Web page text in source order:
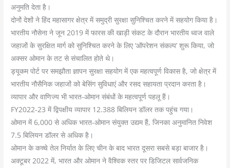
अनुमति देता है।
दोनों देशों ने हिंद महासागर क्षेत्र में समुद्री सुरक्षा सुनिश्चित करने में सहयोग किया है।
भारतीय नौसेना ने जून 2019 में फारस की खाड़ी संकट के दौरान भारतीय ध्वज वाले
जहाजों के सुरक्षित मार्ग को सुनिश्चित करने के लिए ‘ऑपरेशन संकल्प’ शुरू किया, जो
अक्सर ओमान के तट से संचालित होते थे।
ड्यूकम पोर्ट पर समझौता ज्ञापन सुरक्षा सहयोग में एक महत्वपूर्ण विकास है, जो क्षेत्र में
भारतीय नौसैनिक जहाजों को बेसिंग सुविधाएं और रसद सहायता प्रदान करता है।
व्यापार और वाणिज्य भी भारत-ओमान संबंधों के महत्वपूर्ण पहलू हैं।
FY2022-23 में द्विपक्षीय व्यापार 12.388 बिलियन डॉलर तक पहुंच गया।
ओमान में 6,000 से अधिक भारत-ओमान संयुक्त उद्यम हैं, जिनका अनुमानित निवेश
7.5 बिलियन डॉलर से अधिक है।
ओमान के कच्चे तेल निर्यात के लिए चीन के बाद भारत दूसरा सबसे बड़ा बाजार है।
अक्टूबर 2022 में, भारत और ओमान ने वैश्विक स्तर पर डिजिटल सार्वजनिक